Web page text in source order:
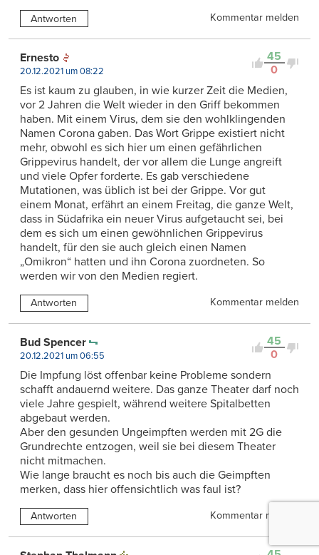
Antworten Kommentar melden
45
0
Ernesto
20.12.2021 um 08:22
Es ist kaum zu glauben, in wie kurzer Zeit die Medien,
vor 2 Jahren die Welt wieder in den Griff bekommen
haben. Mit einem Virus, dem sie den wohlklingenden
Namen Corona gaben. Das Wort Grippe existiert nicht
mehr, obwohl es sich hier um einen gefährlichen
Grippevirus handelt, der vor allem die Lunge angreift
und viele Opfer forderte. Es gab verschiedene
Mutationen, was üblich ist bei der Grippe. Vor gut
einem Monat, erfährt an einem Freitag, die ganze Welt,
dass in Südafrika ein neuer Virus aufgetaucht sei, bei
dem es sich um einen gewöhnlichen Grippevirus
handelt, für den sie auch gleich einen Namen
„Omikron“ hatten und ihn Corona zuordneten. So
werden wir von den Medien regiert.
Antworten Kommentar melden
45
0
Bud Spencer
20.12.2021 um 06:55
Die Impfung löst offenbar keine Probleme sondern
schafft andauernd weitere. Das ganze Theater darf noch
viele Jahre gespielt, während weitere Spitalbetten
abgebaut werden.
Aber den gesunden Ungeimpften werden mit 2G die
Grundrechte entzogen, weil sie bei diesem Theater
nicht mitmachen.
Wie lange braucht es noch bis auch die Geimpften
merken, dass hier offensichtlich was faul ist?
Antworten Kommentar melden